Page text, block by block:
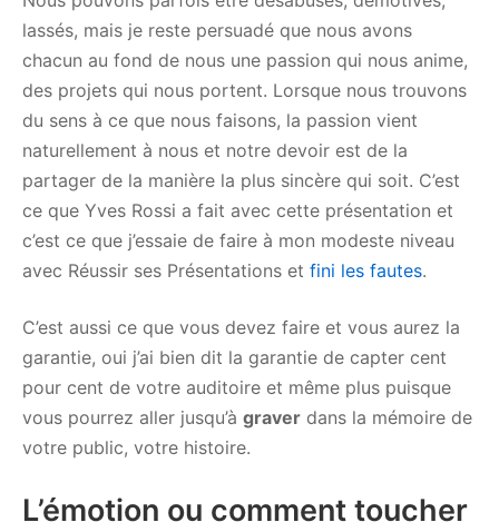
lassés, mais je reste persuadé que nous avons
chacun au fond de nous une passion qui nous anime,
des projets qui nous portent. Lorsque nous trouvons
du sens à ce que nous faisons, la passion vient
naturellement à nous et notre devoir est de la
partager de la manière la plus sincère qui soit. C’est
ce que Yves Rossi a fait avec cette présentation et
c’est ce que j’essaie de faire à mon modeste niveau
avec Réussir ses Présentations et fini les fautes.
C’est aussi ce que vous devez faire et vous aurez la
garantie, oui j’ai bien dit la garantie de capter cent
pour cent de votre auditoire et même plus puisque
vous pourrez aller jusqu’à graver dans la mémoire de
votre public, votre histoire.
L’émotion ou comment toucher